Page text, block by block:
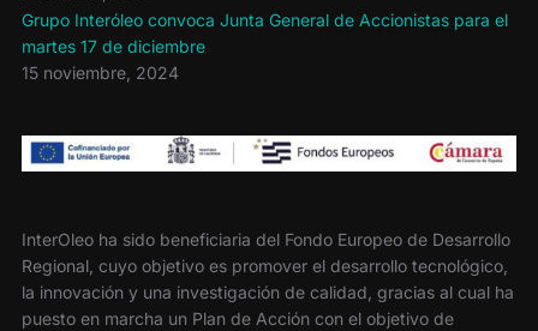
Grupo Interóleo convoca Junta General de Accionistas para el
martes 17 de diciembre
15 noviembre, 2024
InterOleo ha sido beneficiaria del Fondo Europeo de Desarrollo
Regional, cuyo objetivo es promover el desarrollo tecnológico,
la innovación y una investigación de calidad, gracias al cual ha
puesto en marcha un Plan de Acción con el objetivo de